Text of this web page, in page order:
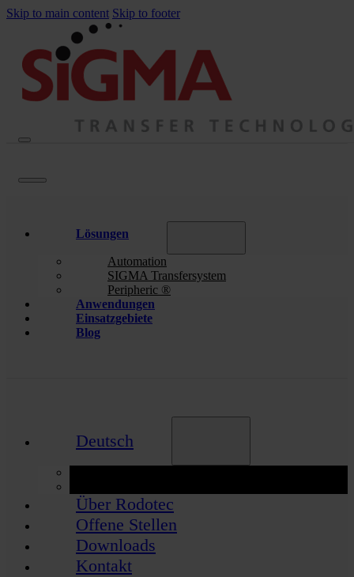
Skip to main content Skip to footer
Lösungen
Automation
SIGMA Transfersystem
Peripheric ®
Anwendungen
Einsatzgebiete
Blog
Deutsch
Über Rodotec
Offene Stellen
Downloads
Kontakt